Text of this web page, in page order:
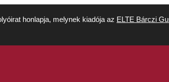
honlapja, melynek kiadója az ELTE Bárczi